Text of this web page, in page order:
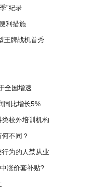
”纪录
利措施
王牌战机首秀
全国增速
同比增长5%
校外培训机构
何不同？
为的人禁从业
涨价套补贴?